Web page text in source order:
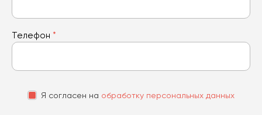
Телефон *
Я согласен на обработку персональных данных